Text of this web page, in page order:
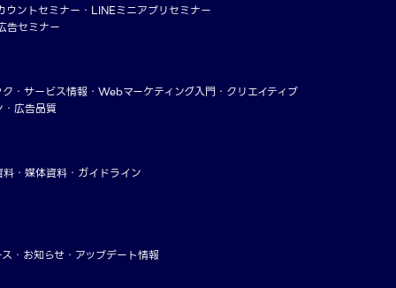
ウントセミナー
LINEミニアプリセミナー
告セミナー
サービス情報 Webマーケティング入門
クリエイティブ
・広告品質
料 媒体資料・ガイドライン
お知らせ アップデート情報